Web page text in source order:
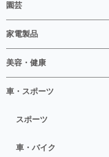
園芸
家電製品
美容・健康
車・スポーツ
スポーツ
車・バイク